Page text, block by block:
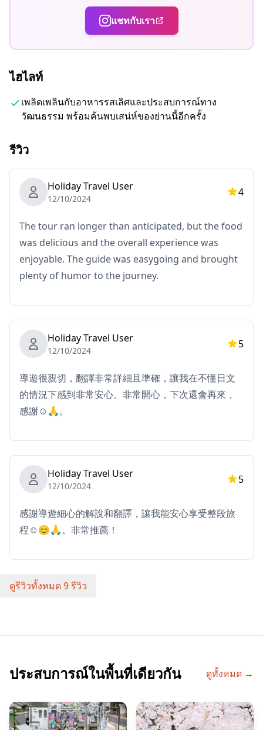
อร่อยและการสนทนา
・Learn about Tabata’s history และ local culture from
นึกถึงอดีต
◆รวมอยู่ในราคา
・จุดอาหาร 5 จุดพร้อมอาหารท้องถิ่นและตามฤดูกาล
・ไกด์นำเที่ยว
◆ไม่รวมในราคา
・รับส่งที่โรงแรม
・ค่าขนส่ง
・เครื่องดื่มหรืออาหารเพิ่มเติม
◆กำหนดการ
ไกด์จะแนะนำเอบิสุโดยย่อและอำนวยความสะดวกในการ
แนะนำผู้เข้าร่วม
・เยี่ยมชมอิซากายะแบบดั้งเดิม
เบียร์หรือโชชู เพื่อสัมผัสรสชาติแท้ของอาหารท้องถิ่น
・ร้านอาหารสไตล์บ้าน
อบๆ ในบรรยากาศที่อบอุ่นและชวนให้นึกถึงอดีต
・บาร์ยืน
จิบสาเกที่ผลิตในท้องถิ่นหรือเบียร์คราฟต์ขณะเพลิดเพลินกับ
ขนมเบาๆ ที่บาร์ยืนแบบสบายๆ นี้
・Retro Downtown Stroll
area’s history และ cultural highlights.
・ไม่แนะนำสำหรับมังสวิรัติหรือผู้ที่ต้องการอาหารปลอดกลู
เตน
・หากคุณมีข้อจำกัดทางอาหาร โปรดแจ้งให้เราทราบเมื่อ
แชทกับเรา
ไฮไลท์
เพลิดเพลินกับอาหารรสเลิศและประสบการณ์ทาง
วัฒนธรรม พร้อมค้นพบเสน่ห์ของย่านนี้อีกครั้ง
รีวิว
Holiday Travel User
12/10/2024
4
The tour ran longer than anticipated, but the food
was delicious and the overall experience was
enjoyable. The guide was easygoing and brought
plenty of humor to the journey.
Holiday Travel User
12/10/2024
5
導遊很親切，翻譯非常詳細且準確，讓我在不懂日文
的情況下感到非常安心。非常開心，下次還會再來，
感謝☺️🙏。
Holiday Travel User
12/10/2024
5
感謝導遊細心的解說和翻譯，讓我能安心享受整段旅
程☺️😊🙏。非常推薦！
ดูรีวิวทั้งหมด 9 รีวิว
ประสบการณ์ในพื้นที่เดียวกัน ดูทั้งหมด →